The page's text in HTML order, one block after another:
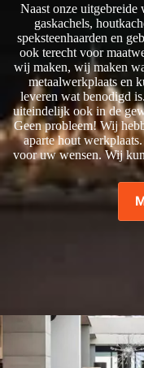
Naast onze uitgebreide
gaskachels,
speksteenhaarden en
ook terecht voor
wij maken, wij maken
metaalwerkplaats en
leveren wat benodigd
uiteindelijk ook in de
Geen probleem! Wij
aparte hout
voor uw wensen. Wij